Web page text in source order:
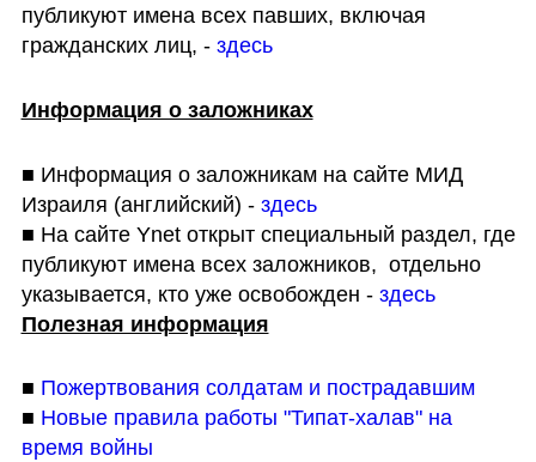
публикуют имена всех павших, включая
гражданских лиц, - здесь
Информация о заложниках
■ Информация о заложникам на сайте МИД
Израиля (английский) - здесь
■ На сайте Ynet открыт специальный раздел, где
публикуют имена всех заложников,  отдельно
указывается, кто уже освобожден - здесь
Полезная информация
■ Пожертвования солдатам и пострадавшим
■ Новые правила работы "Типат-халав" на
время войны